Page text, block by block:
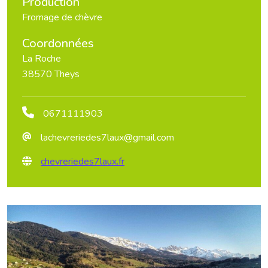
Fromage de chèvre
Coordonnées
La Roche
38570 Theys
0671111903
lachevreriedes7laux@gmail.com
chevreriedes7laux.fr